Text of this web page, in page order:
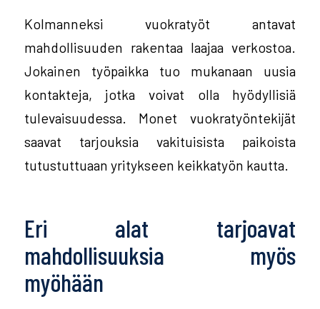
Kolmanneksi vuokratyöt antavat
mahdollisuuden rakentaa laajaa verkostoa.
Jokainen työpaikka tuo mukanaan uusia
kontakteja, jotka voivat olla hyödyllisiä
tulevaisuudessa. Monet vuokratyöntekijät
saavat tarjouksia vakituisista paikoista
tutustuttuaan yritykseen keikkatyön kautta.
Eri alat tarjoavat
mahdollisuuksia myös
myöhään